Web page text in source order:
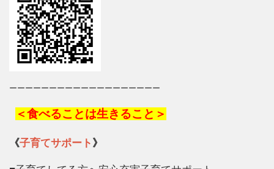
ーーーーーーーーーーーーーーーーーーー
＜食べることは生きること＞
《子育てサポート 》